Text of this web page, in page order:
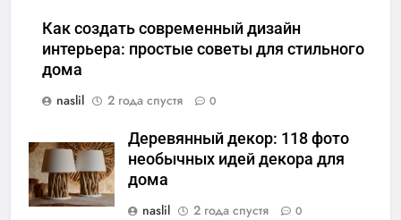
Как создать современный дизайн
интерьера: простые советы для стильного
дома
naslil
2 года спустя 0
Деревянный декор: 118 фото
необычных идей декора для
дома
naslil
2 года спустя 0